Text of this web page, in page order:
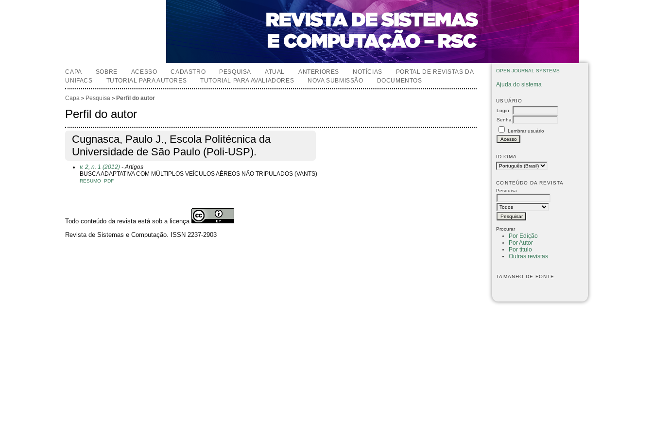
OPEN JOURNAL SYSTEMS
Ajuda do sistema
USUÁRIO
Login
Senha
Lembrar usuário
IDIOMA
CONTEÚDO DA REVISTA
Pesquisa
Procurar
Por Edição
Por Autor
Por título
Outras revistas
TAMANHO DE FONTE
CAPA SOBRE ACESSO CADASTRO PESQUISA ATUAL ANTERIORES NOTÍCIAS
PORTAL DE REVISTAS DA
UNIFACS
TUTORIAL PARA AUTORES TUTORIAL PARA AVALIADORES NOVA SUBMISSÃO DOCUMENTOS
Capa > Pesquisa > Perfil do autor
Perfil do autor
Cugnasca, Paulo J., Escola Politécnica da
Universidade de São Paulo (Poli-USP).
v. 2, n. 1 (2012) - Artigos
BUSCA ADAPTATIVA COM MÚLTIPLOS VEÍCULOS AÉREOS NÃO TRIPULADOS (VANTS)
RESUMO PDF
Todo conteúdo da revista está sob a licença
Revista de Sistemas e Computação. ISSN 2237-2903